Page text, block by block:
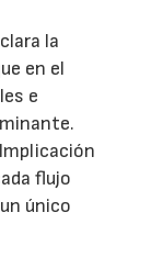
la
en el
e
flujo
único